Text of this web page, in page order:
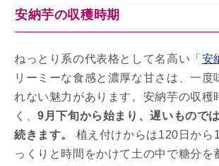
安納芋の収穫時期
ねっとり系の代表格として名高い「 安
リーミーな食感と濃厚な甘さは、一度
れない魅力があります。安納芋の収穫
く、9月下旬から始まり、遅いもので
続きます。
植え付けからは120日から
っくりと時間をかけて土の中で糖分を